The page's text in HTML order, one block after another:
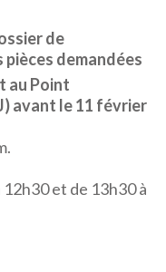
de
demandées
au Point
avant le 11 février
et de 13h30 à